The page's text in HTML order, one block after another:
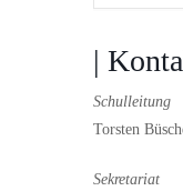
|
Schulleitung
Torsten
Sekretariat